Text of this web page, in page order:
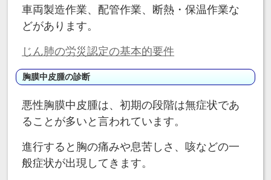
車両製造作業、配管作業、断熱・保温作業な
どがあります。
じん肺の労災認定の基本的要件
胸膜中皮腫の診断
悪性胸膜中皮腫は、初期の段階は無症状であ
ることが多いと言われています。
進行すると胸の痛みや息苦しさ、咳などの一
般症状が出現してきます。